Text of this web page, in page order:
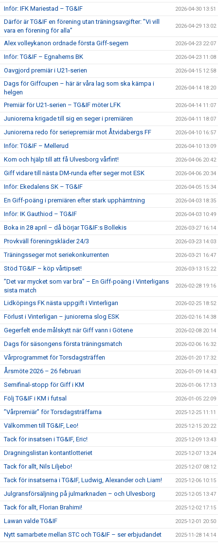
Inför: IFK Mariestad – TG&IF 2026-04-30 13:51
Därför är TG&IF en förening utan träningsavgifter: ”Vi vill
vara en förening för alla”
2026-04-29 13:02
Alex volleykanon ordnade första Giff-segern 2026-04-23 22:07
Inför: TG&IF – Egnahems BK 2026-04-23 11:08
Oavgjord premiär i U21-serien 2026-04-15 12:58
Dags för Giffcupen – här är våra lag som ska kämpa i
helgen
2026-04-14 18:20
Premiär för U21-serien – TG&IF möter LFK 2026-04-14 11:07
Juniorerna krigade till sig en seger i premiären 2026-04-11 18:07
Juniorerna redo för seriepremiär mot Åtvidabergs FF 2026-04-10 16:57
Inför: TG&IF – Mellerud 2026-04-10 13:09
Kom och hjälp till att få Ulvesborg vårfint! 2026-04-06 20:42
Giff vidare till nästa DM-runda efter seger mot ESK 2026-04-06 20:34
Inför: Ekedalens SK – TG&IF 2026-04-05 15:34
En Giff-poäng i premiären efter stark upphämtning 2026-04-03 18:35
Inför: IK Gauthiod – TG&IF 2026-04-03 10:49
Boka in 28 april – då börjar TG&IF:s Bollekis 2026-03-27 16:14
Provkväll föreningskläder 24/3 2026-03-23 14:03
Träningsseger mot seriekonkurrenten 2026-03-21 16:47
Stöd TG&IF – köp vårtipset! 2026-03-13 15:22
”Det var mycket som var bra” – En Giff-poäng i Vinterligans
sista match
2026-02-28 19:16
Lidköpings FK nästa uppgift i Vinterligan 2026-02-25 18:52
Förlust i Vinterligan – juniorerna slog ESK 2026-02-16 14:38
Gegerfelt ende målskytt när Giff vann i Götene 2026-02-08 20:14
Dags för säsongens första träningsmatch 2026-02-06 16:32
Vårprogrammet för Torsdagsträffen 2026-01-20 17:32
Årsmöte 2026 – 26 februari 2026-01-09 14:43
Semifinal-stopp för Giff i KM 2026-01-06 17:13
Följ TG&IF i KM i futsal 2026-01-05 22:09
”Vårpremiär” för Torsdagsträffarna 2025-12-25 11:11
Välkommen till TG&IF, Leo! 2025-12-15 20:22
Tack för insatsen i TG&IF, Eric! 2025-12-09 13:43
Dragningslistan kontantlotteriet 2025-12-07 13:24
Tack för allt, Nils Liljebo! 2025-12-07 08:12
Tack för insatserna i TG&IF, Ludwig, Alexander och Liam! 2025-12-06 10:15
Julgransförsäljning på julmarknaden – och Ulvesborg 2025-12-05 13:47
Tack för allt, Florian Brahimi! 2025-12-02 17:15
Lawan valde TG&IF 2025-12-01 20:50
Nytt samarbete mellan STC och TG&IF – ser erbjudandet 2025-11-28 14:14